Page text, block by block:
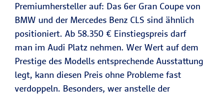
Premiumhersteller auf: Das 6er Gran Coupe von
BMW und der Mercedes Benz CLS sind ähnlich
positioniert. Ab 58.350 € Einstiegspreis darf
man im Audi Platz nehmen. Wer Wert auf dem
Prestige des Modells entsprechende Ausstattung
legt, kann diesen Preis ohne Probleme fast
verdoppeln. Besonders, wer anstelle der